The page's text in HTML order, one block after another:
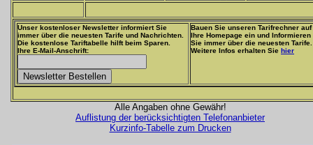
Unser kostenloser Newsletter informiert Sie
immer über die neuesten Tarife und Nachrichten.
Die kostenlose Tariftabelle hilft beim Sparen.
Ihre E-Mail-Anschrift:
Bauen Sie unseren Tarifrechner auf
Ihre Homepage ein und Informieren
Sie immer über die neuesten Tarife.
Weitere Infos erhalten Sie hier
Alle Angaben ohne Gewähr!
Auflistung der berücksichtigten Telefonanbieter
Kurzinfo-Tabelle zum Drucken